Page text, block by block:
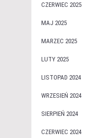
CZERWIEC 2025
MAJ 2025
MARZEC 2025
LUTY 2025
LISTOPAD 2024
WRZESIEŃ 2024
SIERPIEŃ 2024
CZERWIEC 2024